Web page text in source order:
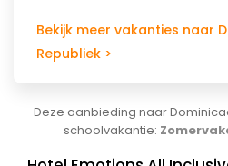
Bekijk meer vakanties naar
Republiek >
Deze aanbieding naar
schoolvakantie: